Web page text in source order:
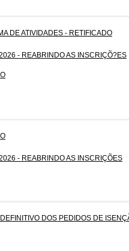
DE ATIVIDADES - RETIFICADO
- REABRINDO AS INSCRIÇÕ?ES
- REABRINDO AS INSCRIÇÕES
DOS PEDIDOS DE